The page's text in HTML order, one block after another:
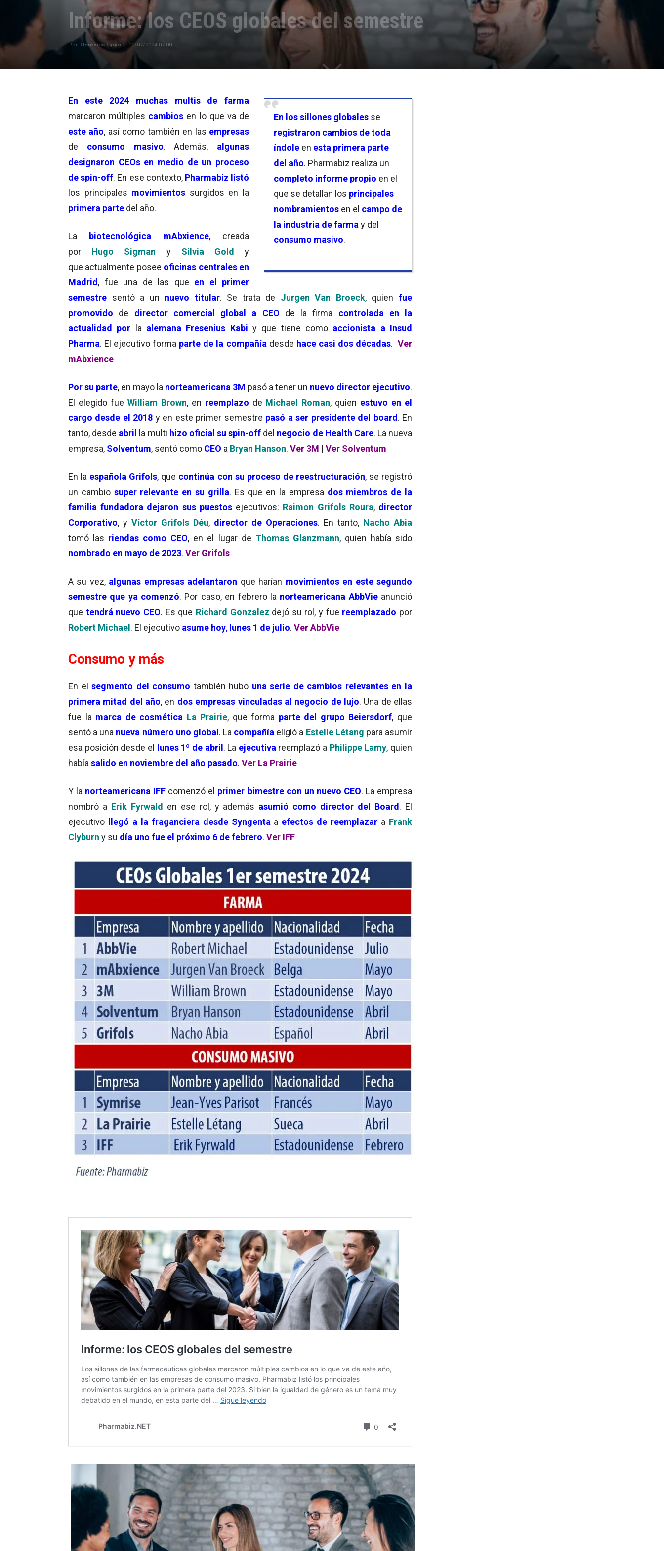
Informe: los CEOS globales del semestre
Por Florencia Lippo - 01/07/2024 07:00
En los sillones globales se
registraron cambios de toda
índole en esta primera parte
del año. Pharmabiz realiza un
completo informe propio en el
que se detallan los principales
nombramientos en el campo de
la industria de farma y del
consumo masivo.
En este 2024 muchas multis de farma
marcaron múltiples cambios en lo que va de
este año, así como también en las empresas
de consumo masivo. Además, algunas
designaron CEOs en medio de un proceso
de spin-off. En ese contexto, Pharmabiz listó
los principales movimientos surgidos en la
primera parte del año.
La biotecnológica mAbxience, creada
por Hugo Sigman y Silvia Gold y
que actualmente posee oficinas centrales en
Madrid, fue una de las que en el primer
semestre sentó a un nuevo titular. Se trata de Jurgen Van Broeck, quienfue
promovido de director comercial global a CEO de la firma controlada
en la
actualidad por la alemana Fresenius Kabi y que tiene como accionista a Insud
Pharma. El ejecutivo forma parte de la compañía desde hace casi dos décadas.Ver
mAbxience
Por su parte, en mayo la norteamericana 3M pasó a tener un nuevo director ejecutivo.
El elegido fue William Brown, en reemplazo de Michael Roman, quien estuvo en el
cargo desde el 2018 y en este primer semestre pasó a ser presidente del board. En
tanto, desde abril la multi hizo oficial su spin-off del negocio de Health Care. La nueva
empresa, Solventum, sentó como CEO a Bryan Hanson. Ver 3M | Ver Solventum
En la española Grifols, que continúa con su proceso de reestructuración, se registró
un cambio super relevante en su grilla. Es que en la empresa dos miembros de la
familia fundadora dejaron sus puestos ejecutivos: Raimon Grifols Roura, director
Corporativo, y Víctor Grifols Déu, director de Operaciones. En tanto, Nacho Abia
tomó las riendas como CEO, en el lugar de Thomas Glanzmann, quien había sido
nombrado en mayo de 2023. Ver Grifols
A su vez, algunas empresas adelantaron que harían movimientos en este segundo
semestre que ya comenzó. Por caso, en febrero la norteamericana AbbVie anunció
que tendrá nuevo CEO. Es que Richard Gonzalez dejó su rol, y fue reemplazado por
Robert Michael. El ejecutivo asume hoy, lunes 1 de julio. Ver AbbVie
Consumo y más
En el segmento del consumo también hubo una serie de cambios relevantes en la
primera mitad del año, en dos empresas vinculadas al negocio de lujo. Una de ellas
fue la marca de cosmética La Prairie, que forma parte del grupo Beiersdorf, que
sentó a una nueva número uno global. La compañía eligió a Estelle Létang para asumir
esa posición desde el lunes 1º de abril. La ejecutiva reemplazó a Philippe Lamy, quien
había salido en noviembre del año pasado. Ver La Prairie
Y la norteamericana IFF comenzó el primer bimestre con un nuevo CEO. La empresa
nombró a Erik Fyrwald en ese rol, y además asumió como director del Board. El
ejecutivo llegó a la fraganciera desde Syngenta a efectos de reemplazar a Frank
Clyburn y su día uno fue el próximo 6 de febrero. Ver IFF